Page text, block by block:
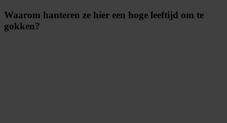
Waarom hanteren ze hier een hoge leeftijd om te
gokken?